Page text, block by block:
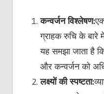
कन्वर्जन विश्लेषण:
ग्राहक रुचि के बारे
यह समझा जाता है
और कन्वर्जन को
लक्ष्यों की स्पष्टता: